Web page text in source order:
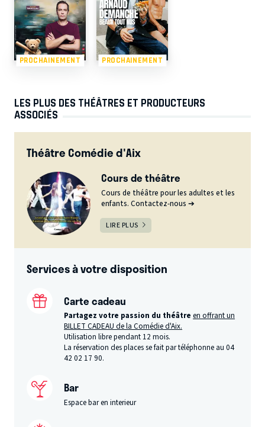
PROCHAINEMENT PROCHAINEMENT
LES PLUS DES THÉÂTRES ET PRODUCTEURS
ASSOCIÉS
Théâtre Comédie d'Aix
Cours de théâtre
Cours de théâtre pour les adultes et les
enfants. Contactez-nous ➔
LIRE PLUS
Services à votre disposition
Carte cadeau
Partagez votre passion du théâtre en offrant un
BILLET CADEAU de la Comédie d'Aix.
Utilisation libre pendant 12 mois.
La réservation des places se fait par téléphonne au 04
42 02 17 90.
Bar
Espace bar en interieur